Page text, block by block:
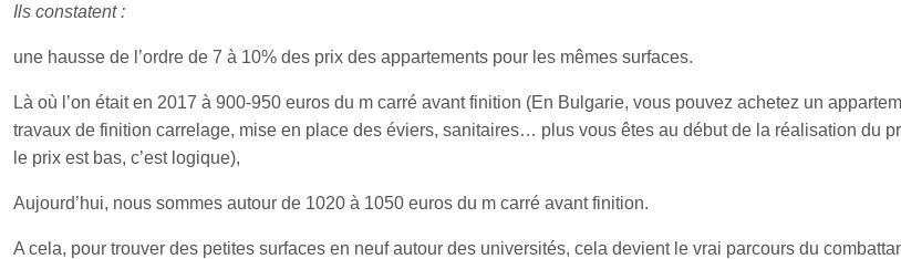
Ils constatent :
une hausse de l’ordre de 7 à 10% des prix des appartements pour les mêmes surfaces.
Là où l’on était en 2017 à 900-950 euros du m carré avant finition (En Bulgarie, vous pouvez achetez un
travaux de finition carrelage, mise en place des éviers, sanitaires… plus vous êtes au début de la réalisation du
le prix est bas, c’est logique),
Aujourd’hui, nous sommes autour de 1020 à 1050 euros du m carré avant finition.
A cela, pour trouver des petites surfaces en neuf autour des universités, cela devient le vrai parcours du